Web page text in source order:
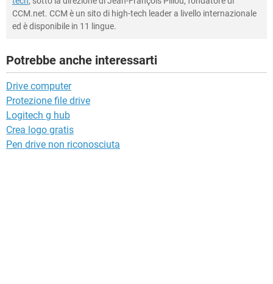
CCM.net. CCM è un sito di high-tech leader a livello internazionale
ed è disponibile in 11 lingue.
Potrebbe anche interessarti
Drive computer
Protezione file drive
Logitech g hub
Crea logo gratis
Pen drive non riconosciuta